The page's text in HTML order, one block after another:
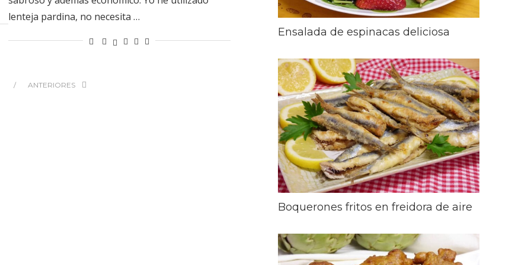
lenteja pardina, no necesita …
ANTERIORES
Ensalada de espinacas deliciosa
Boquerones fritos en freidora de aire